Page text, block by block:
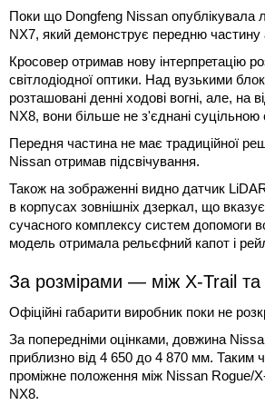
Поки що Dongfeng Nissan опублікувала
NX7, який демонструє передню частину
Кросовер отримав нову інтерпретацію
світлодіодної оптики. Над вузькими
розташовані денні ходові вогні, але, на
NX8, вони більше не з'єднані
Передня частина не має традиційної
Nissan отримав підсвічування.
Також на зображенні видно датчик
в корпусах зовнішніх дзеркал, що
сучасного комплексу систем допомоги
модель отримала рельєфний капот і
За розмірами — між X-Trail та
Офіційні габарити виробник поки не
За попередніми оцінками, довжина
приблизно від 4 650 до 4 870 мм. Таким
проміжне положення між Nissan Rogue/
NX8.